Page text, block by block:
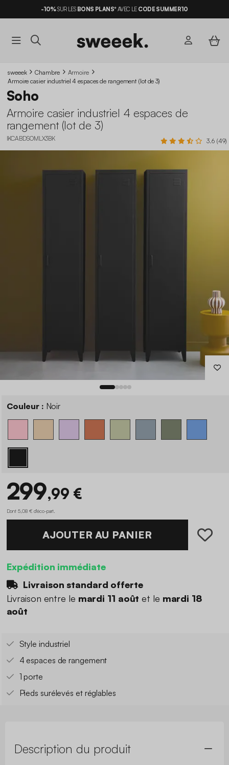
-10%SUR LES BONS PLANS*AVEC LE CODE SUMMER10
sweeek Chambre
Armoire
Armoire casier industriel 4 espaces de rangement (lot de 3)
Soho
Armoire casier industriel 4 espaces de
rangement (lot de 3)
IKCABDSOMLX3BK 3.6 (49)
Couleur : Noir
299,99 €
Dont 5,08 € d'éco-part
AJOUTER AU PANIER
Expédition immédiate
Livraison standard offerte
Livraison entre le mardi 11 août et le mardi 18
août
Style industriel
4 espaces de rangement
1 porte
Pieds surélevés et réglables
Description du produit